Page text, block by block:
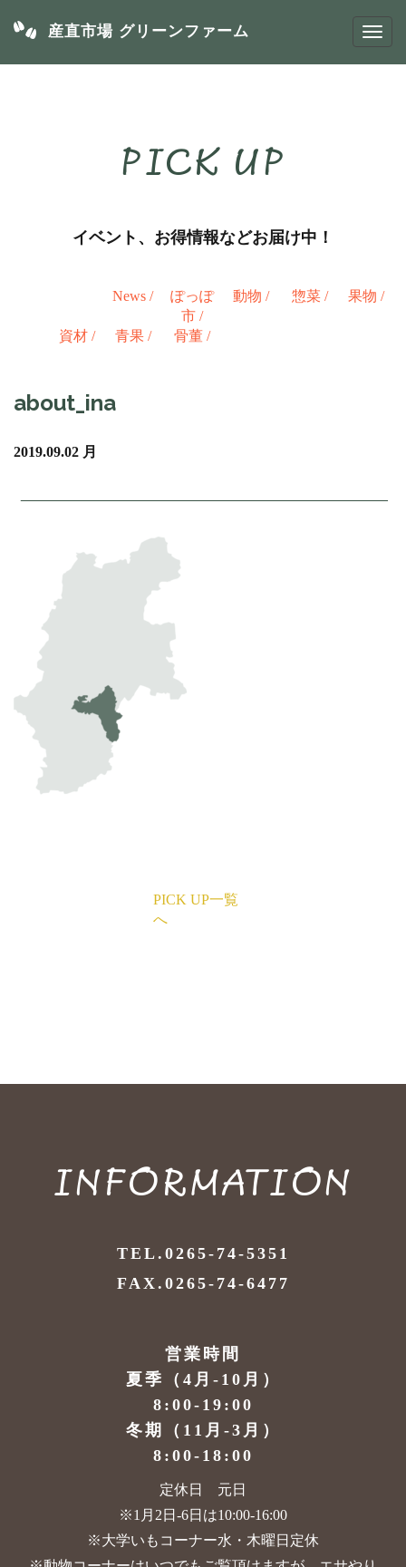
産直市場 グリーンファーム
PICK UP
イベント、お得情報などお届け中！
News /
ぽっぽ
市 /
動物 / 惣菜 / 果物 /
資材 / 青果 / 骨董 /
about_ina
2019.09.02 月
PICK UP一覧
へ
INFORMATION
TEL.0265-74-5351
FAX.0265-74-6477
営業時間
夏季（4月-10月）
8:00-19:00
冬期（11月-3月）
8:00-18:00
定休日 元日
※1月2日-6日は10:00-16:00
※大学いもコーナー水・木曜日定休